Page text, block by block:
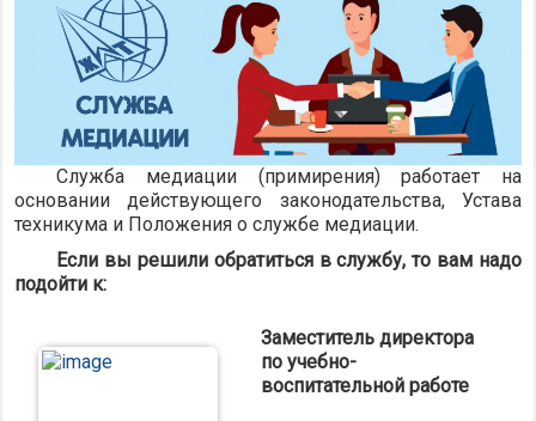
Служба медиации (примирения) работает на
основании действующего законодательства, Устава
техникума и Положения о службе медиации.
Если вы решили обратиться в службу, то вам надо
подойти к:
Заместитель директора
по учебно-
воспитательной работе